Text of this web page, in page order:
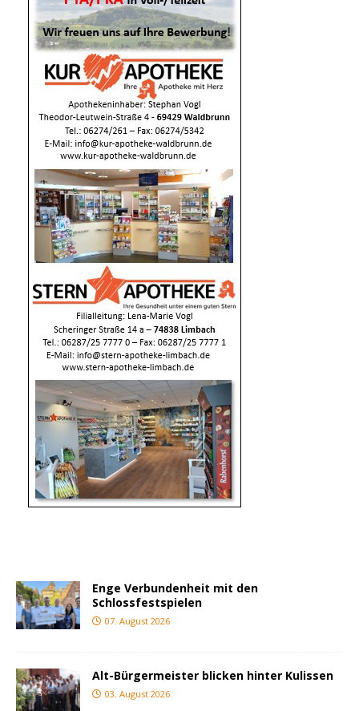
Enge Verbundenheit mit den
Schlossfestspielen
07. August 2026
Alt-Bürgermeister blicken hinter Kulissen
03. August 2026